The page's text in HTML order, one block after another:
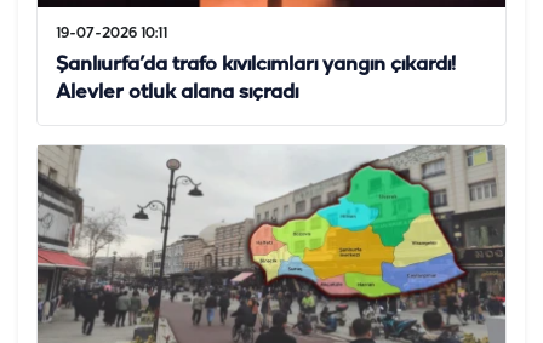
19-07-2026 10:11
Şanlıurfa’da trafo kıvılcımları yangın çıkardı!
Alevler otluk alana sıçradı